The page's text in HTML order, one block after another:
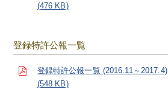
(476 KB)
登録特許公報一覧
登録特許公報一覧 (2016.11～2017.4)
(548 KB)